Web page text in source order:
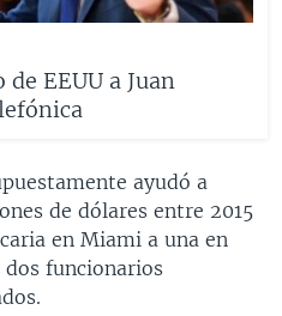
EEUU a Juan
ayudó a
de dólares entre 2015
en Miami a una en
dos funcionarios